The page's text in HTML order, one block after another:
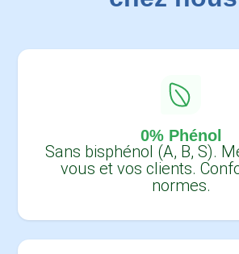
0% Phénol
Sans bisphénol (A, B, S).
vous et vos clients.
normes.